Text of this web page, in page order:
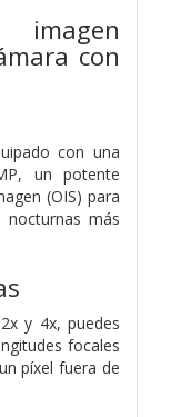
con
con una
un potente
(OIS) para
más
y 4x, puedes
focales
píxel fuera de